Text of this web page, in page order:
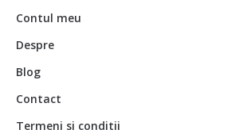
Contul meu
Despre
Blog
Contact
Termeni si conditii